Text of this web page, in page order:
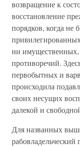
возвращение к
восстановление
порядков, когда не
ни
противоречий.
первобытных и
происходила
своих несущих
далекой и
Для названных